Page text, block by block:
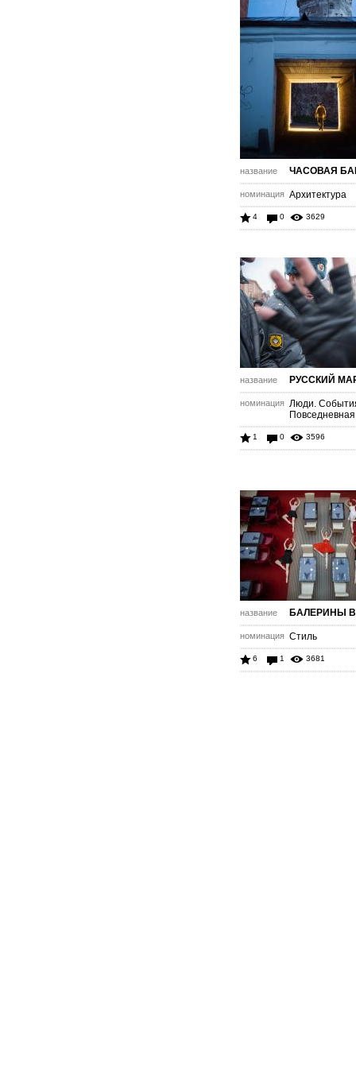
название ЧАСОВАЯ
номинация Архитектура
4 0 3629
название РУССКИЙ
номинация Люди.
1 0 3596
название БАЛЕРИНЫ
номинация Стиль
6 1 3681